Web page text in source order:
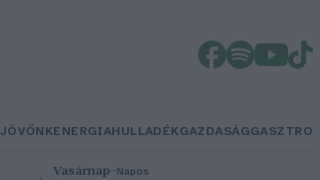
JÖVŐNKENERGIAHULLADÉKGAZDASÁGGASZTRO
Vasárnap–Napos